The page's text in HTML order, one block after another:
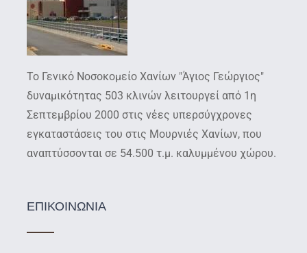
Το Γενικό Νοσοκομείο Χανίων "Άγιος Γεώργιος"
δυναμικότητας 503 κλινών λειτουργεί από 1η
Σεπτεμβρίου 2000 στις νέες υπερσύγχρονες
εγκαταστάσεις του στις Μουρνιές Χανίων, που
αναπτύσσονται σε 54.500 τ.μ. καλυμμένου χώρου.
ΕΠΙΚΟΙΝΩΝΙΑ